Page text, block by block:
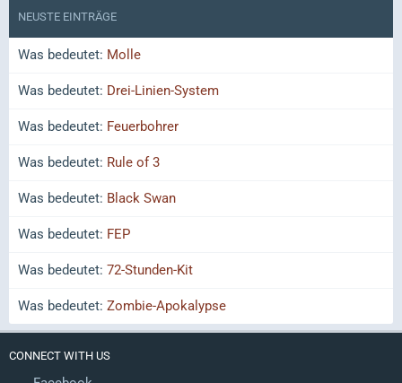
NEUSTE EINTRÄGE
Was bedeutet: Molle
Was bedeutet: Drei-Linien-System
Was bedeutet: Feuerbohrer
Was bedeutet: Rule of 3
Was bedeutet: Black Swan
Was bedeutet: FEP
Was bedeutet: 72-Stunden-Kit
Was bedeutet: Zombie-Apokalypse
CONNECT WITH US